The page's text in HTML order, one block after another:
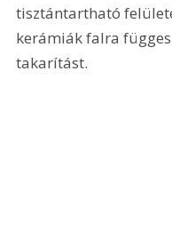
tisztántartható
kerámiák falra
takarítást.